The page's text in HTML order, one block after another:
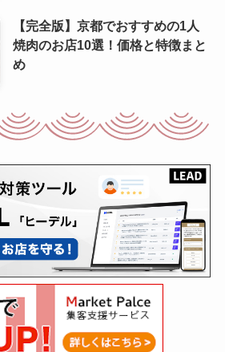
【完全版】京都でおすすめの1人
焼肉のお店10選！価格と特徴まと
め